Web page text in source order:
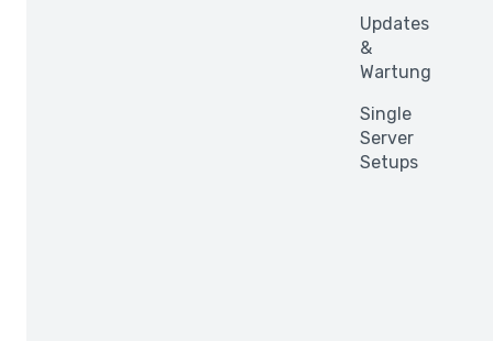
Updates
&
Wartung
Single
Server
Setups